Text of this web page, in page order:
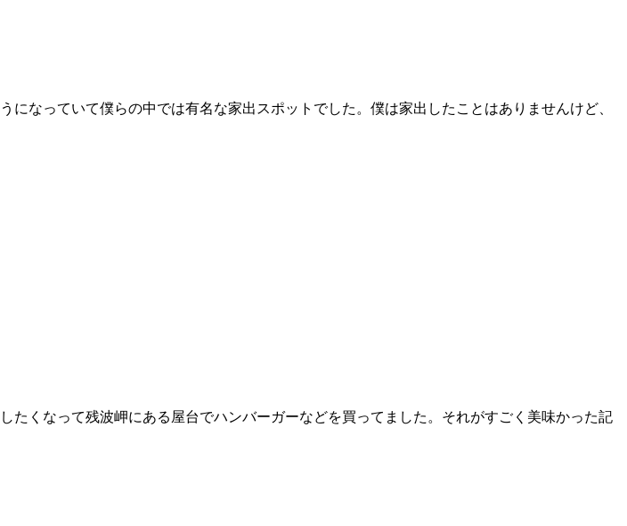
なっていて僕らの中では有名な家出スポットでした。僕は家出したことはありませんけど、
くなって残波岬にある屋台でハンバーガーなどを買ってました。それがすごく美味かった記